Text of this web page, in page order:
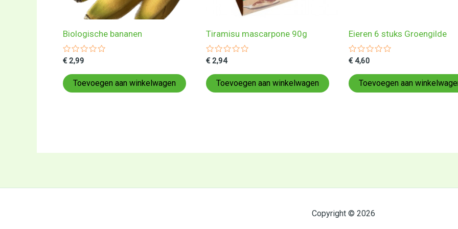
Biologische bananen
Gewaardeerd
uit
5
€ 2,99
Toevoegen aan winkelwagen
Tiramisu mascarpone 90g
Gewaardeerd
uit
5
€2,94
Toevoegen aan winkelwagen
Eieren 6 stuks Groengilde
Gewaardeerd
uit
5
€ 4,60
Toevoegen aan
Copyright © 2026